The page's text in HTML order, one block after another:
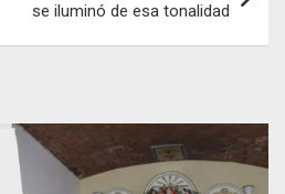
se iluminó de esa tonalidad